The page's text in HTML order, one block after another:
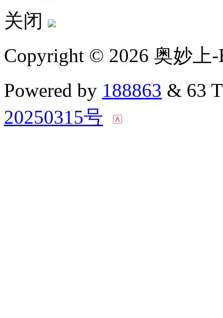
关闭
Copyright © 2026 奥妙上
Powered by 188863 & 63
20250315号